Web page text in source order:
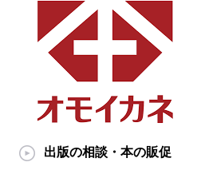
出版の相談・本の販促